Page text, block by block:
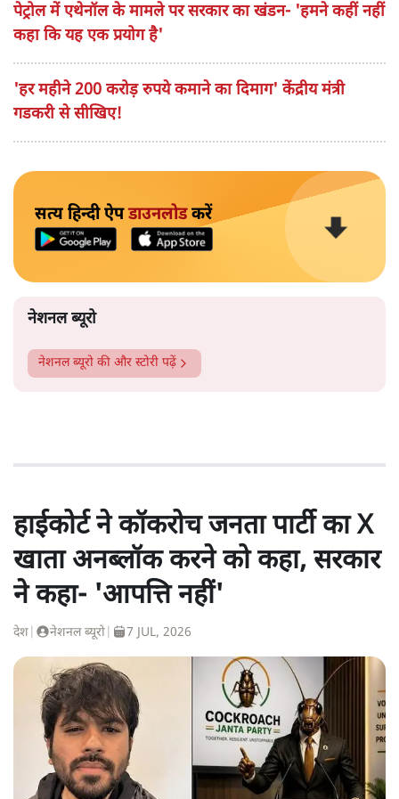
पेट्रोल में एथेनॉल के मामले पर सरकार का खंडन- 'हमने कहीं नहीं
कहा कि यह एक प्रयोग है'
'हर महीने 200 करोड़ रुपये कमाने का दिमाग' केंद्रीय मंत्री
गडकरी से सीखिए!
सत्य हिन्दी ऐपडाउनलोडकरें
नेशनल ब्यूरो
नेशनल ब्यूरो की और स्टोरी पढ़ें
हाईकोर्ट ने कॉकरोच जनता पार्टी का X
खाता अनब्लॉक करने को कहा, सरकार
ने कहा- 'आपत्ति नहीं'
देश नेशनल ब्यूरो 7 JUL, 2026